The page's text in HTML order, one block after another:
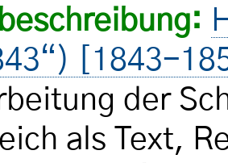
[1843-
der
als Text,